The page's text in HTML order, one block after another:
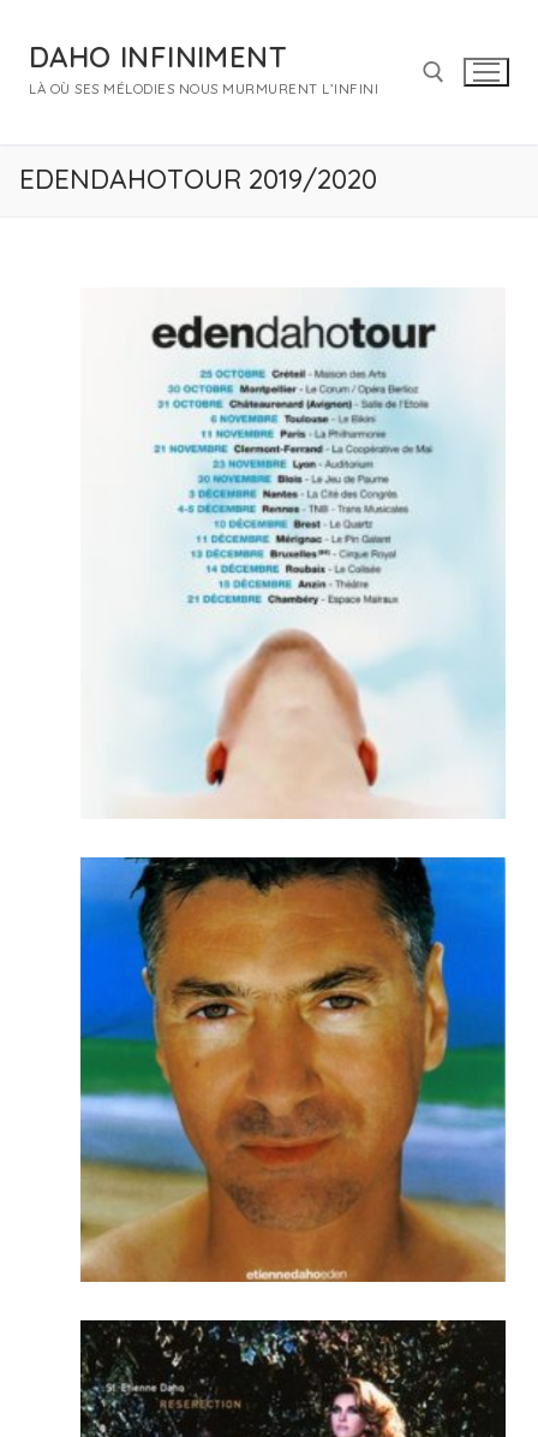
contenuDAHO INFINIMENT
LÀ OÙ SES MÉLODIES NOUS MURMURENT L’INFINI
EDENDAHOTOUR 2019/2020